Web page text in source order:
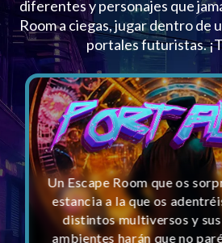
diferentes y personajes que
Room a ciegas, jugar dentro de
portales futuristas.
Un Escape Room que os
estancia a la que os
distintos multiversos y
ambientes harán que no